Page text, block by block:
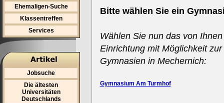
Ehemaligen-Suche
Klassentreffen
Services
Jobsuche
Die ältesten
Universitäten
Deutschlands
Bitte wählen Sie ein
Wählen Sie nun das von
Einrichtung mit Möglichkeit
Gymnasien in Mechernich:
Gymnasium Am Turmhof